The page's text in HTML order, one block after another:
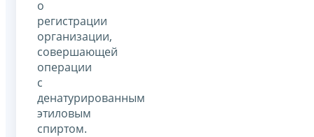
о
регистрации
организации,
совершающей
операции
с
денатурированным
этиловым
спиртом.